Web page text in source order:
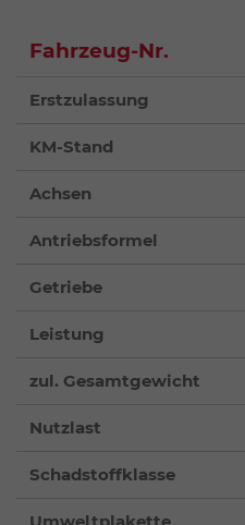
Fahrzeug-Nr.
Erstzulassung
KM-Stand
Achsen
Antriebsformel
Getriebe
Leistung
zul. Gesamtgewicht
Nutzlast
Schadstoffklasse